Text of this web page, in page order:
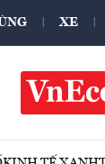
XE